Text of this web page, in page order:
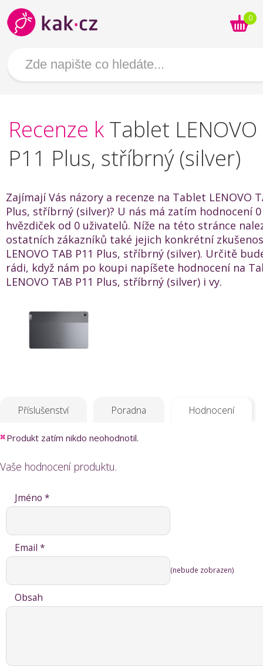
0
Recenze k Tablet LENOVO
P11 Plus, stříbrný (silver)
Zajímají Vás názory a recenze na Tablet LENOVO
Plus, stříbrný (silver)? U nás má zatím hodnocení 0
hvězdiček od 0 uživatelů. Níže na této stránce
ostatních zákazníků také jejich konkrétní
LENOVO TAB P11 Plus, stříbrný (silver). Určitě
rádi, když nám po koupi napíšete hodnocení na
LENOVO TAB P11 Plus, stříbrný (silver) i vy.
Příslušenství Poradna Hodnocení
Produkt zatím nikdo neohodnotil.
Vaše hodnocení produktu.
Jméno *
Email *
(nebude zobrazen)
Obsah